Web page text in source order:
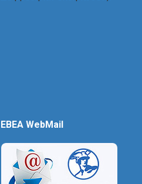
EBEA WebMail